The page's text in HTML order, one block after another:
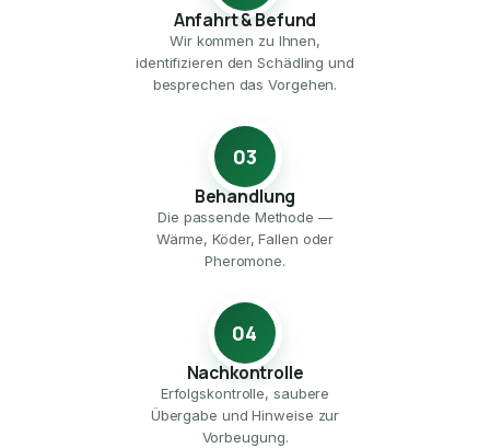
Anfahrt & Befund
Wir kommen zu Ihnen,
identifizieren den Schädling und
besprechen das Vorgehen.
03
Behandlung
Die passende Methode —
Wärme, Köder, Fallen oder
Pheromone.
04
Nachkontrolle
Erfolgskontrolle, saubere
Übergabe und Hinweise zur
Vorbeugung.